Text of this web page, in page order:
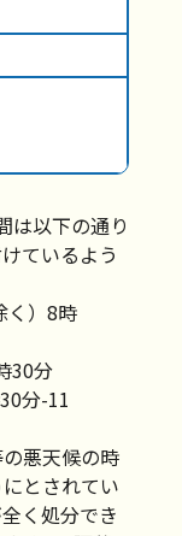
は以下の通り
ているよう
く）8時
30分
分-11
悪天候の時
とされてい
く処分でき